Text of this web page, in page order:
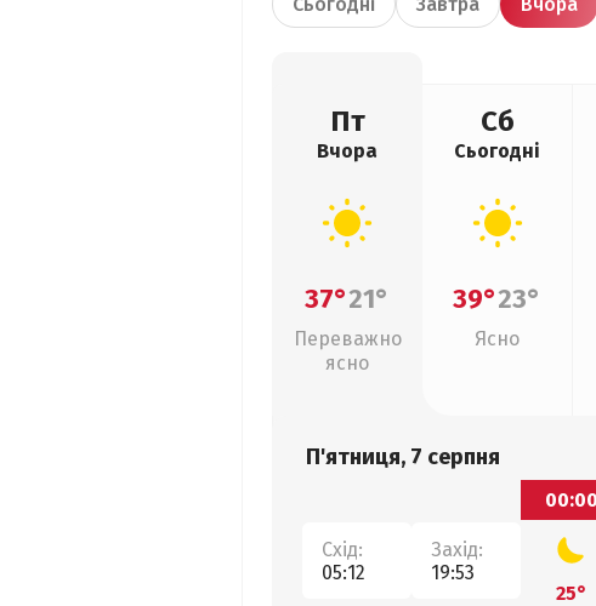
Пт
Вчора
37°21°
Переважно
ясно
Сб
Сьогодні
39°23°
Ясно
П'ятниця, 7 серпня
Схід:
05:12
Захід:
19:53
00:00
25°